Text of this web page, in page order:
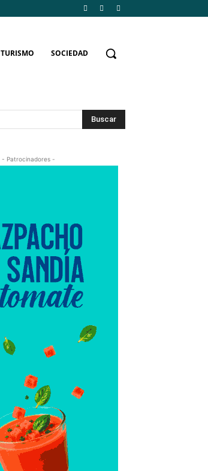
TURISMO SOCIEDAD
Buscar
- Patrocinadores -